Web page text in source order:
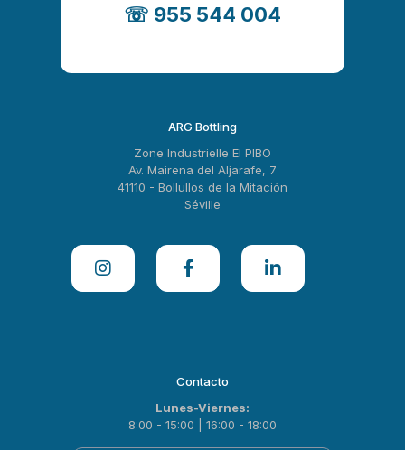
☏ 955 544 004
ARG Bottling
Zone Industrielle El PIBO
Av. Mairena del Aljarafe, 7
41110 - Bollullos de la Mitación
Séville
Contacto
Lunes-Viernes:
8:00 - 15:00 | 16:00 - 18:00